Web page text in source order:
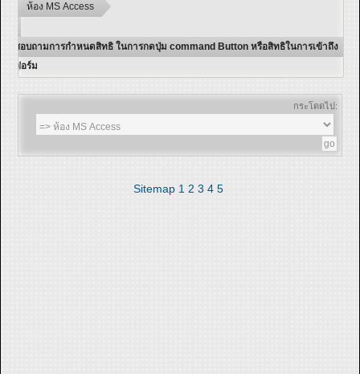
ห้อง MS Access
สอบถามการกำหนดสิทธิ ในการกดปุ่ม command Button หรือสิทธิในการเข้าถึง
ฟอร์ม
กระโดดไป:
Sitemap 1 2 3 4 5